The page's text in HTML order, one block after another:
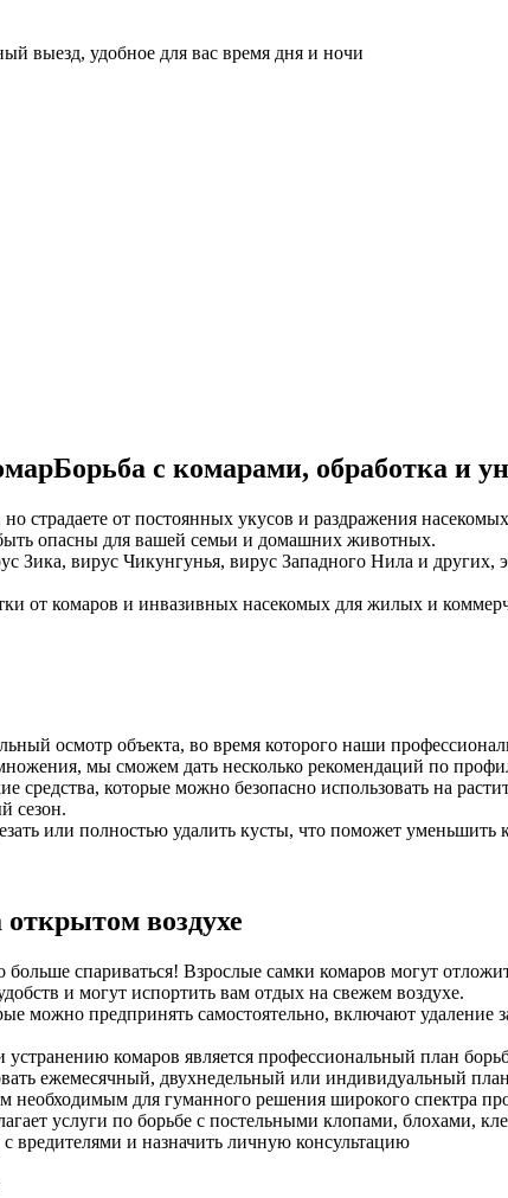
выезд, удобное для вас время дня и ночи
Борьба с комарами, обработка и
страдаете от постоянных укусов и раздражения
опасны для вашей семьи и домашних животных.
Зика, вирус Чикунгунья, вирус Западного Нила и
от комаров и инвазивных насекомых для жилых и
осмотр объекта, во время которого наши
мы сможем дать несколько рекомендаций по
средства, которые можно безопасно использовать на
сезон.
или полностью удалить кусты, что поможет уменьшить
воздухе
спариваться! Взрослые самки комаров могут
и могут испортить вам отдых на свежем воздухе.
можно предпринять самостоятельно, включают удаление
комаров является профессиональный план
ежемесячный, двухнедельный или индивидуальный
для гуманного решения широкого спектра
услуги по борьбе с постельными клопами, блохами,
вредителями и назначить личную консультацию